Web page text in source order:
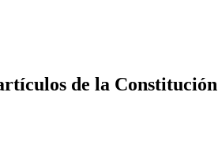
de la Constitución